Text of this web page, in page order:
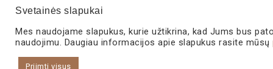
Svetainės slapukai
Mes naudojame slapukus, kurie užtikrina, kad Jums bus
naudojimu. Daugiau informacijos apie slapukus rasite mūsų
Priimti visus